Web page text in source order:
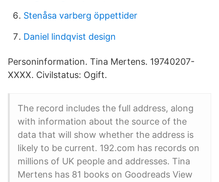
Stenåsa varberg öppettider
Daniel lindqvist design
Personinformation. Tina Mertens. 19740207-
XXXX. Civilstatus: Ogift.
The record includes the full address, along
with information about the source of the
data that will show whether the address is
likely to be current. 192.com has records on
millions of UK people and addresses. Tina
Mertens has 81 books on Goodreads View